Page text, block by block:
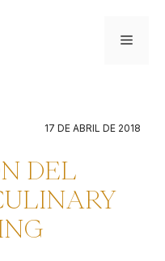
Menú
17 DE ABRIL DE 2018
DEL